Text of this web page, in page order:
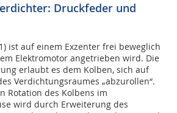
Druckfeder und
ist auf einem Exzenter frei beweglich
Elektromotor angetrieben wird. Die
erlaubt es dem Kolben, sich auf
Verdichtungsraumes „abzurollen“.
Rotation des Kolbens im
wird durch Erweiterung des